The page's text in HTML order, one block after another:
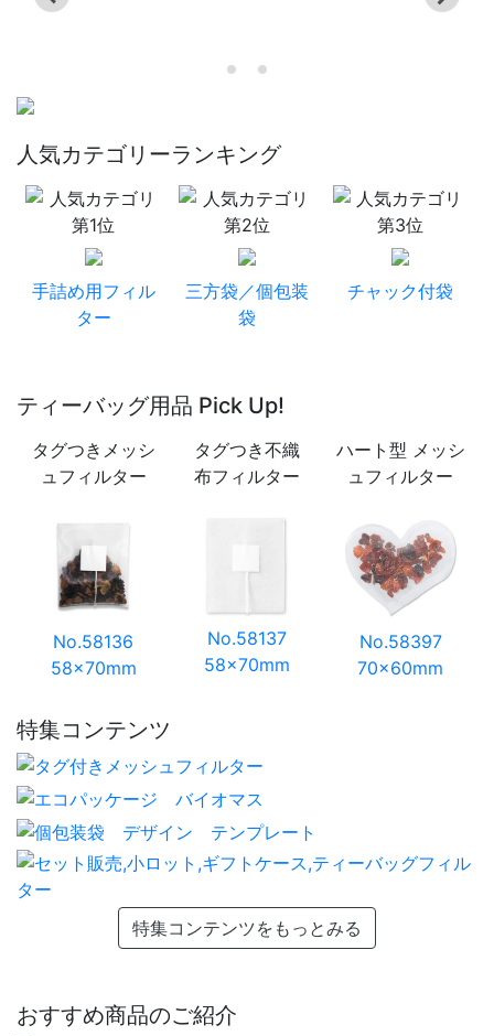
人気カテゴリーランキング
手詰め用フィル
ター
三方袋／個包装
袋
チャック付袋
ティーバッグ用品 Pick Up!
タグつきメッシ
ュフィルター
No.58136
58×70mm
タグつき不織
布フィルター
No.58137
58×70mm
ハート型 メッシ
ュフィルター
No.58397
70×60mm
特集コンテンツ
特集コンテンツをもっとみる
おすすめ商品のご紹介